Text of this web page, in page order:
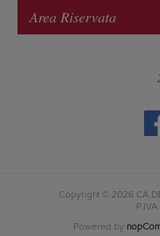
Area Riservata
Copyright © 2026
Powered by